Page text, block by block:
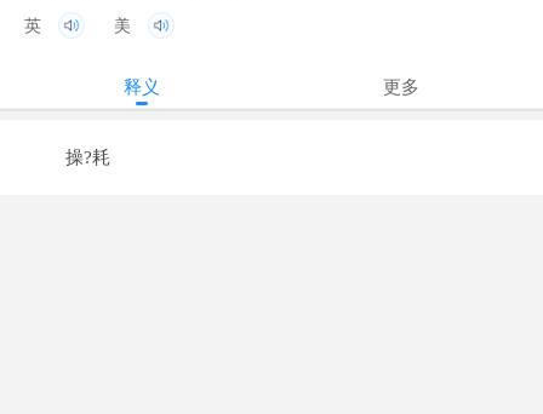
英 美
释义 更多
操?耗